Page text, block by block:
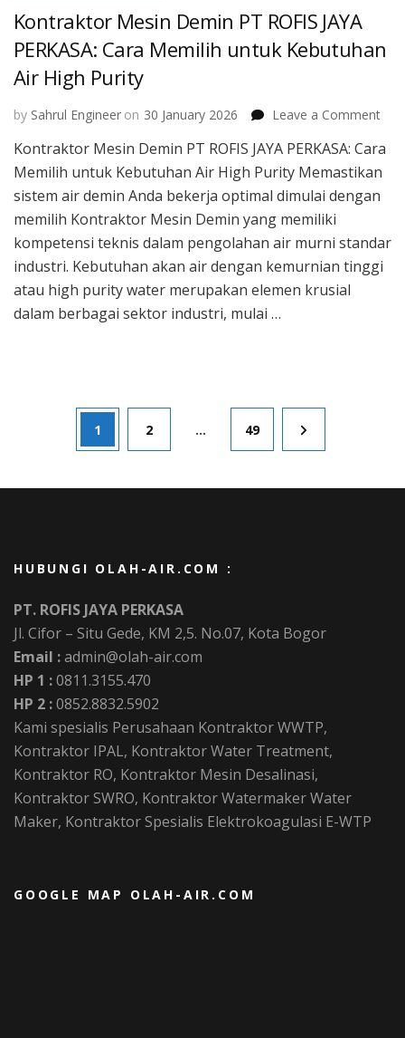
Kontraktor Mesin Demin PT ROFIS JAYA
PERKASA: Cara Memilih untuk Kebutuhan
Air High Purity
by Sahrul Engineer on 30 January 2026 Leave a Commenton
Kontraktor Mesin Demin PT ROFIS JAYA PERKASA: Cara
Memilih untuk Kebutuhan Air High Purity Memastikan
sistem air demin Anda bekerja optimal dimulai dengan
memilih Kontraktor Mesin Demin yang memiliki
kompetensi teknis dalam pengolahan air murni standar
industri. Kebutuhan akan air dengan kemurnian tinggi
atau high purity water merupakan elemen krusial
dalam berbagai sektor industri, mulai …
pagination
Page
1 Page
2 … Page
49
HUBUNGI OLAH-AIR.COM :
PT. ROFIS JAYA PERKASA
Jl. Cifor – Situ Gede, KM 2,5. No.07, Kota Bogor
Email :admin@olah-air.com
HP 1 :0811.3155.470
HP 2 :0852.8832.5902
Kami spesialis Perusahaan Kontraktor WWTP,
Kontraktor IPAL, Kontraktor Water Treatment,
Kontraktor RO, Kontraktor Mesin Desalinasi,
Kontraktor SWRO, Kontraktor Watermaker Water
Maker, Kontraktor Spesialis Elektrokoagulasi E-WTP
GOOGLE MAP OLAH-AIR.COM